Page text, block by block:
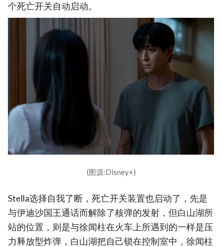
个死亡开关自动启动。
(图源:Disney+)
Stella选择自我了断，死亡开关装置也启动了，先是
与伊迪沙国王通话而解除了核弹的发射，但白山湖所
站的位置，则是与徐闻柱在火车上所遇到的一样是压
力释放型炸弹，白山湖把自己锁在控制室中，徐闻柱